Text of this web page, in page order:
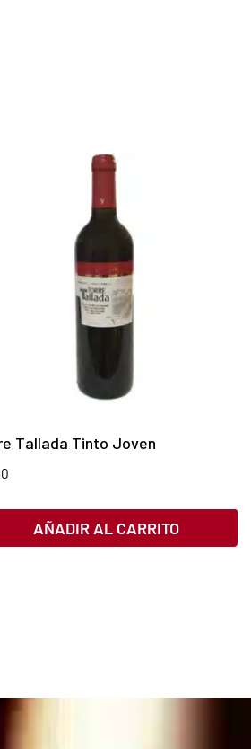
Tallada Tinto Joven
AÑADIR AL CARRITO